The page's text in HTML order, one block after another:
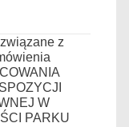
z
W
PARKU